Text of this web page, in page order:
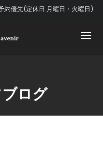
約優先(定休日:月曜日・火曜日)
avenir
ログ